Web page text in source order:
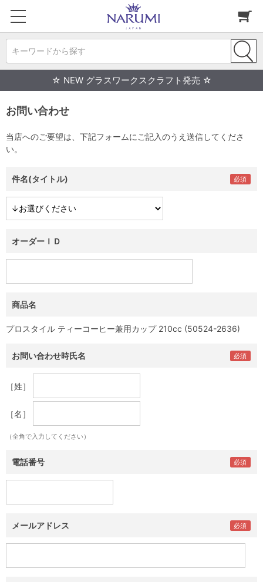
キーワードから探す
☆ NEW グラスワークスクラフト発売 ☆
お問い合わせ
当店へのご要望は、下記フォームにご記入のうえ送信してくださ
い。
件名(タイトル)
オーダーＩＤ
商品名
プロスタイル ティーコーヒー兼用カップ 210cc (50524-2636)
お問い合わせ時氏名
［姓］
［名］
（全角で入力してください）
電話番号
メールアドレス